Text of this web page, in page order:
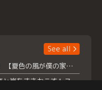
See all
浮所飛貴主演！ 【夏色の風が僕の家にやってきた】 本日よりテラサで独占配信スタート！
『夏色の雲が恋と嵐をまきおこす』スペシャルメイキング 【Part1】2026年７月18日（土）23時30分～配信スタート！話題のシーンの裏側を大公開！豪華キャスト大集合！ 『武宮家 真夏の家族会議』開催！